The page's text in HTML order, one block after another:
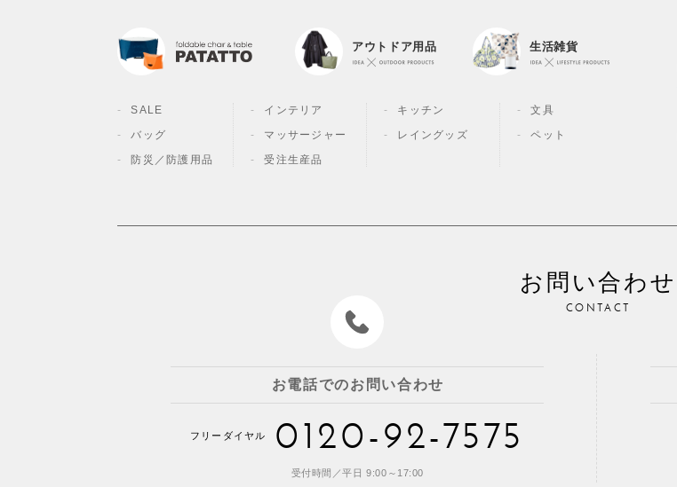
アウトドア用品 生活雑貨
SALE インテリア キッチン
文具
バッグ
マッサージャー レイングッズ
ペット
防災／ 防護用品 受注生産品
お問い合わせ
CONTACT
お電話でのお問い合わせ
フリーダイヤル 0120-92-7575
受付時間／平日 9:00～17:00